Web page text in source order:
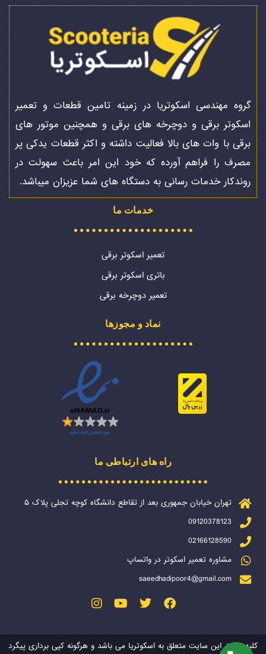
گروه مهندسی اسکوتریا در زمینه تامین قطعات و تعمیر
اسکوتر برقی و دوچرخه های برقی و همچنین موتور های
برقی با وات های بالا فعالیت داشته و اکثر قطعات یدکی پر
مصرف را فراهم آورده که خود این امر باعث سهولت در
روندکار خدمات رسانی به دستگاه های شما عزیزان میباشد.
خدمات ما
تعمیر اسکوتر برقی
باتری اسکوتر برقی
تعمیر دوچرخه برقی
نماد و مجوزها
راه های ارتباطی ما
تهران خیابان جمهوری بعد از تقاطع دانشگاه کوچه تجلی پلاک ۵
09120378123
02166128590
مشاوره تعمیر اسکوتر در واتساپ
saeedhadipoor4@gmail.com
کلیه حقوق این سایت متعلق به اسکوتریا می باشد و هرگونه کپی برداری پیگرد